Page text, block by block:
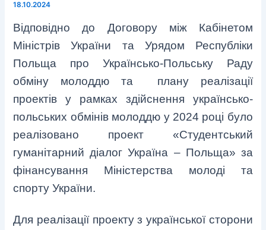
18.10.2024
Відповідно до Договору між Кабінетом
Міністрів України та Урядом Республіки
Польща про Українсько-Польську Раду
обміну молоддю та плану реалізації
проектів у рамках здійснення українсько-
польських обмінів молоддю у 2024 році було
реалізовано проект «Студентський
гуманітарний діалог Україна – Польща» за
фінансування Міністерства молоді та
спорту України.
Для реалізації проекту з української сторони